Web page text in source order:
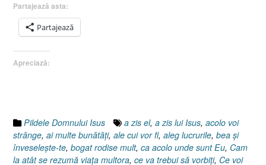
a
[Evanghelia
după
Luca
12.16-
Partajează asta:
Partajează
Apreciază:
Pildele Domnului Isus a zis el, a zis lui Isus, acolo voi
strânge, ai multe bunătăţi, ale cui vor fi, aleg lucrurile, bea şi
înveseleşte-te, bogat rodise mult, ca acolo unde sunt Eu, Cam
la atât se rezumă viaţa multora, ce va trebui să vorbiţi, Ce voi